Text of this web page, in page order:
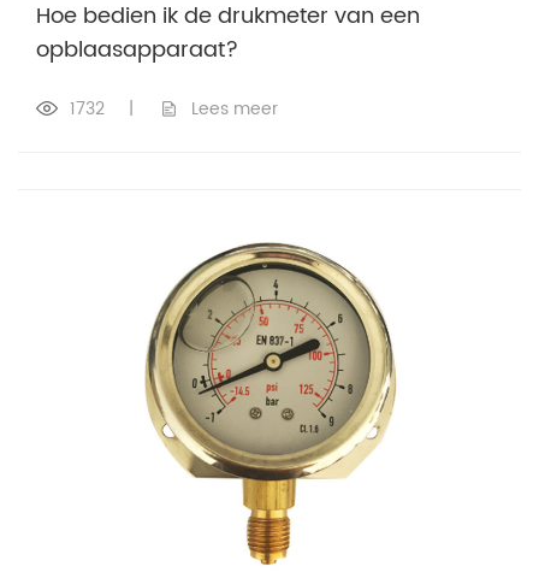
Hoe bedien ik de drukmeter van een
opblaasapparaat?
1732 | Lees meer